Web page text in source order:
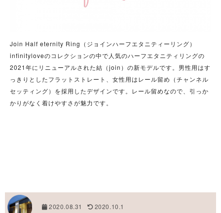
Join Half eternity Ring（ジョインハーフエタニティーリング）
infinityloveのコレクションの中で人気のハーフエタニティリングの
2021年にリニューアルされた結（join）の新モデルです。男性用はす
っきりとしたフラットストレート、女性用はレール留め（チャンネル
セッティング）を採用したデザインです。レール留めなので、引っか
かりがなく着けやすさが魅力です。
2020.08.31 2020.10.1